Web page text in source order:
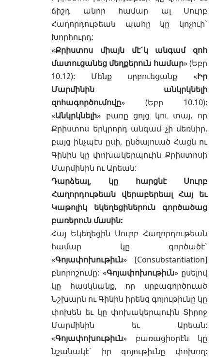
ճիշդ անոր համար ալ Սուրբ
Հաղորդութեան պահը կը կոչուի`
Խորհուրդ:
«Քրիստոս միայն մէ´կ անգամ զոհ
մատուցանեց մեղքերուն համար» (Եբր
10.12): Մենք սրբուեցանք «Իր
Մարմինին անկրկնելի
զոհագործումովը» (Եբր 10.10):
«Անկրկնելի» բառը ցոյց կու տայ, որ
Քրիստոս երկրորդ անգամ չի մեռնիր,
բայց ինչպէս ըսի, ընծայուած Հացն ու
Գինին կը փոխակերպուին Քրիստոսի
Մարմինին ու Արեան:
Դարձեալ, կը հարցնէ Սուրբ
Հաղորդութեան վերաբերեալ Հայ եւ
Կաթոլիկ եկեղեցիներուն գործածաց
բառերուն մասին:
Հայ Եկեղեցին Սուրբ Հաղորդութեան
համար կը գործածէ`
«Գոյափոխութիւն» [Consubstantiation]
բնորոշումը: «Գոյափոխութիւն» ըսելով
կը հասկնանք, որ սրբագործուած
Նշխարն ու Գինին իրենց գոյութիւնը կը
փոխեն եւ կը փոխակերպուին Տիրոջ
Մարմինին եւ Արեան:
«Գոյափոխութիւն» բառացիօրէն կը
նշանակէ` իր գոյութիւնը փոխող: